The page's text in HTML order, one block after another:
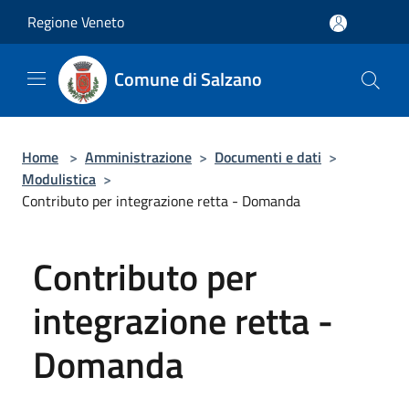
Regione Veneto
Comune di Salzano
Home > Amministrazione > Documenti e dati >
Modulistica >
Contributo per integrazione retta - Domanda
Contributo per
integrazione retta -
Domanda